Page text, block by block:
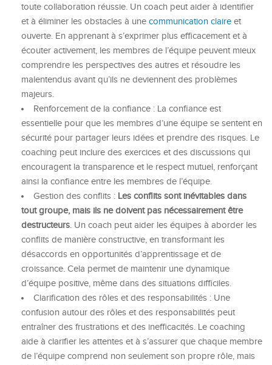
toute collaboration réussie. Un coach peut aider à identifier
et à éliminer les obstacles à une communication claire et
ouverte. En apprenant à s’exprimer plus efficacement et à
écouter activement, les membres de l’équipe peuvent mieux
comprendre les perspectives des autres et résoudre les
malentendus avant qu’ils ne deviennent des problèmes
majeurs.
Renforcement de la confiance : La confiance est
essentielle pour que les membres d’une équipe se sentent en
sécurité pour partager leurs idées et prendre des risques. Le
coaching peut inclure des exercices et des discussions qui
encouragent la transparence et le respect mutuel, renforçant
ainsi la confiance entre les membres de l’équipe.
Gestion des conflits : Les conflits sont inévitables dans
tout groupe, mais ils ne doivent pas nécessairement être
destructeurs. Un coach peut aider les équipes à aborder les
conflits de manière constructive, en transformant les
désaccords en opportunités d’apprentissage et de
croissance. Cela permet de maintenir une dynamique
d’équipe positive, même dans des situations difficiles.
Clarification des rôles et des responsabilités : Une
confusion autour des rôles et des responsabilités peut
entraîner des frustrations et des inefficacités. Le coaching
aide à clarifier les attentes et à s’assurer que chaque membre
de l’équipe comprend non seulement son propre rôle, mais